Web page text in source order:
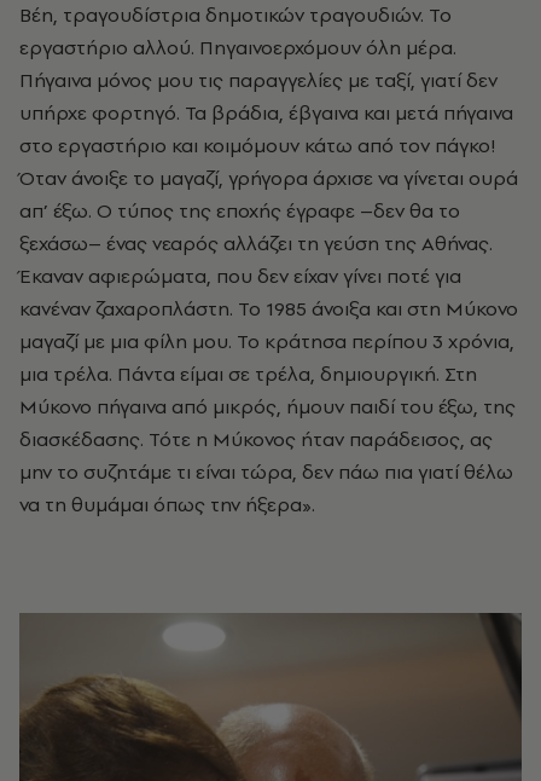
Βέη, τραγουδίστρια δημοτικών τραγουδιών. Το
εργαστήριο αλλού. Πηγαινοερχόμουν όλη μέρα.
Πήγαινα μόνος μου τις παραγγελίες με ταξί, γιατί δεν
υπήρχε φορτηγό. Τα βράδια, έβγαινα και μετά πήγαινα
στο εργαστήριο και κοιμόμουν κάτω από τον πάγκο!
Όταν άνοιξε το μαγαζί, γρήγορα άρχισε να γίνεται ουρά
απ’ έξω. Ο τύπος της εποχής έγραφε –δεν θα το
ξεχάσω– ένας νεαρός αλλάζει τη γεύση της Αθήνας.
Έκαναν αφιερώματα, που δεν είχαν γίνει ποτέ για
κανέναν ζαχαροπλάστη. Το 1985 άνοιξα και στη Μύκονο
μαγαζί με μια φίλη μου. Το κράτησα περίπου 3 χρόνια,
μια τρέλα. Πάντα είμαι σε τρέλα, δημιουργική. Στη
Μύκονο πήγαινα από μικρός, ήμουν παιδί του έξω, της
διασκέδασης. Τότε η Μύκονος ήταν παράδεισος, ας
μην το συζητάμε τι είναι τώρα, δεν πάω πια γιατί θέλω
να τη θυμάμαι όπως την ήξερα».